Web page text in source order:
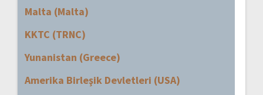
Malta (Malta)
KKTC (TRNC)
Yunanistan (Greece)
Amerika Birleşik Devletleri (USA)